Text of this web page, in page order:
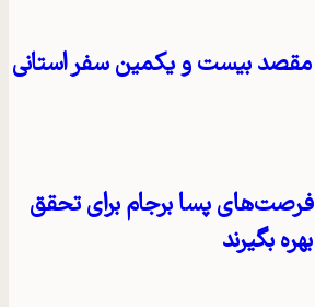
مقصد بیست و یکمین سفر استانی
فرصت‌های پسا برجام برای تحقق
بگیرند